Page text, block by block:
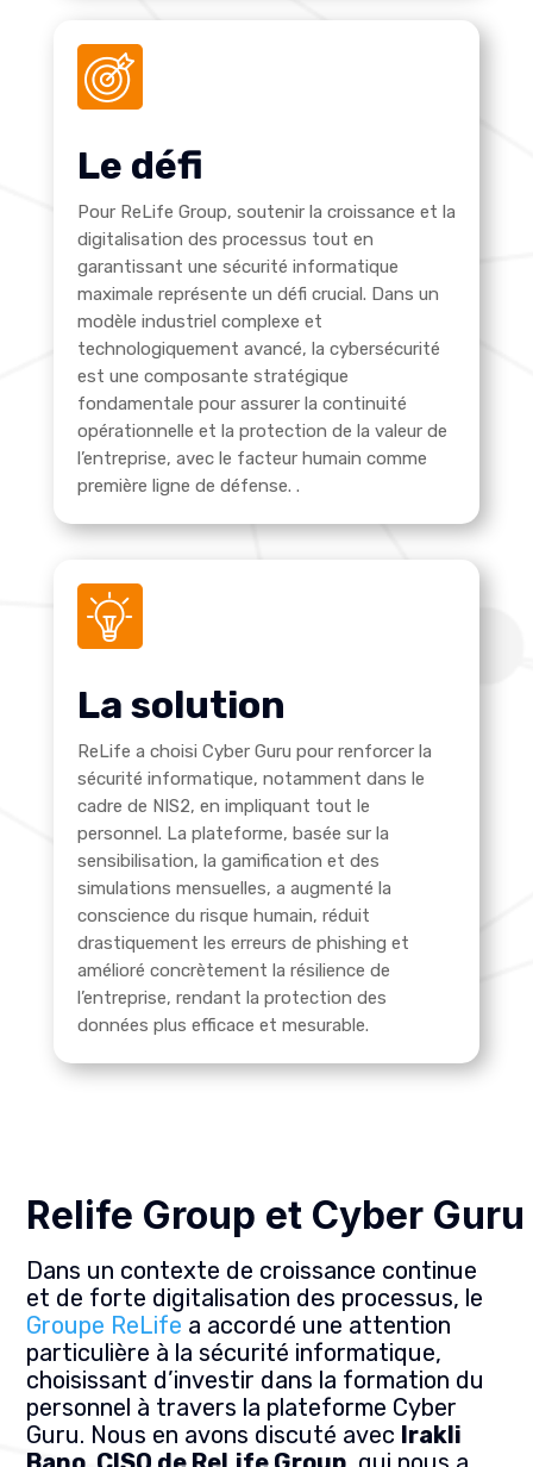
Le défi
Pour ReLife Group, soutenir la croissance et la
digitalisation des processus tout en
garantissant une sécurité informatique
maximale représente un défi crucial. Dans un
modèle industriel complexe et
technologiquement avancé, la cybersécurité
est une composante stratégique
fondamentale pour assurer la continuité
opérationnelle et la protection de la valeur de
l’entreprise, avec le facteur humain comme
première ligne de défense. .
La solution
ReLife a choisi Cyber Guru pour renforcer la
sécurité informatique, notamment dans le
cadre de NIS2, en impliquant tout le
personnel. La plateforme, basée sur la
sensibilisation, la gamification et des
simulations mensuelles, a augmenté la
conscience du risque humain, réduit
drastiquement les erreurs de phishing et
amélioré concrètement la résilience de
l’entreprise, rendant la protection des
données plus efficace et mesurable.
Relife Group et Cyber Guru
Dans un contexte de croissance continue
et de forte digitalisation des processus, le
Groupe ReLife a accordé une attention
particulière à la sécurité informatique,
choisissant d’investir dans la formation du
personnel à travers la plateforme Cyber
Guru. Nous en avons discuté avec Irakli